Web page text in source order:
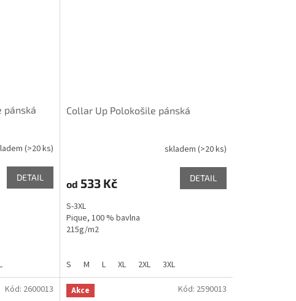
pánská
(>20 ks)
DETAIL
Collar Up Polokošile pánská
skladem (>20 ks)
od 533 Kč DETAIL
S-3XL
Pique, 100 % bavlna
215g/m2
S
M L XL 2XL 3XL
Kód: 2600013 Akce Kód: 2590013